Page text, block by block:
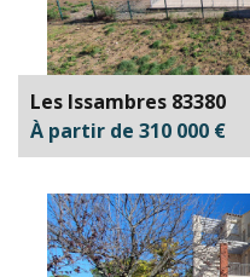
Les Issambres 83380
À partir de 310 000 €